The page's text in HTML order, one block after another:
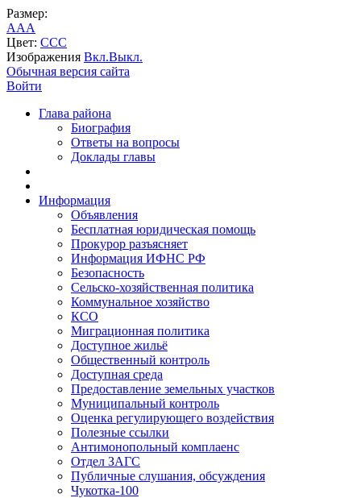
Размер:
AAA
Цвет: CCC
Изображения Вкл.Выкл.
Обычная версия сайта
Войти
Глава района
Биография
Ответы на вопросы
Доклады главы
Информация
Объявления
Бесплатная юридическая помощь
Прокурор разъясняет
Информация ИФНС РФ
Безопасность
Сельско-хозяйственная политика
Коммунальное хозяйство
КСО
Миграционная политика
Доступное жильё
Общественный контроль
Доступная среда
Предоставление земельных участков
Муниципальный контроль
Оценка регулирующего воздействия
Полезные ссылки
Антимонопольный комплаенс
Отдел ЗАГС
Публичные слушания, обсуждения
Чукотка-100